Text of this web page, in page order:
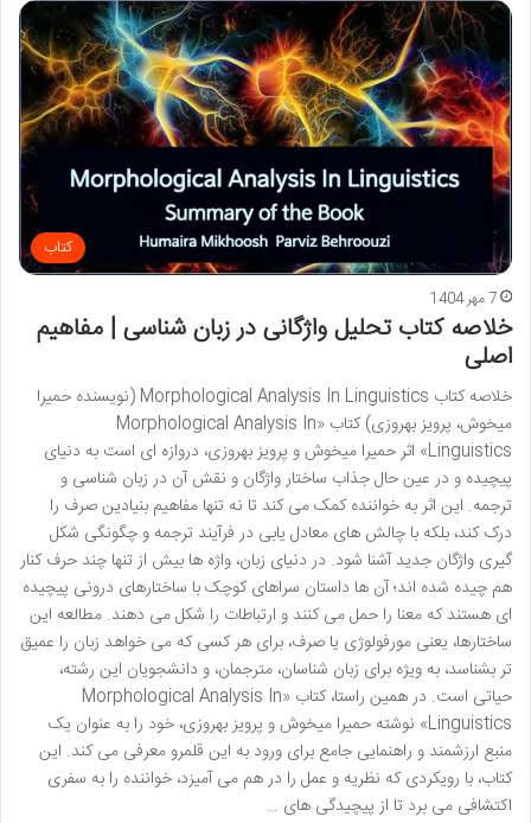
کتاب
7 مهر 1404
خلاصه کتاب تحلیل واژگانی در زبان شناسی | مفاهیم
اصلی
خلاصه کتاب Morphological Analysis In Linguistics (نویسنده حمیرا
میخوش، پرویز بهروزی) کتاب «Morphological Analysis In
Linguistics» اثر حمیرا میخوش و پرویز بهروزی، دروازه ای است به دنیای
پیچیده و در عین حال جذاب ساختار واژگان و نقش آن در زبان شناسی و
ترجمه. این اثر به خواننده کمک می کند تا نه تنها مفاهیم بنیادین صرف را
درک کند، بلکه با چالش های معادل یابی در فرآیند ترجمه و چگونگی شکل
گیری واژگان جدید آشنا شود. در دنیای زبان، واژه ها بیش از تنها چند حرف کنار
هم چیده شده اند؛ آن ها داستان سراهای کوچک با ساختارهای درونی پیچیده
ای هستند که معنا را حمل می کنند و ارتباطات را شکل می دهند. مطالعه این
ساختارها، یعنی مورفولوژی یا صرف، برای هر کسی که می خواهد زبان را عمیق
تر بشناسد، به ویژه برای زبان شناسان، مترجمان، و دانشجویان این رشته،
حیاتی است. در همین راستا، کتاب «Morphological Analysis In
Linguistics» نوشته حمیرا میخوش و پرویز بهروزی، خود را به عنوان یک
منبع ارزشمند و راهنمایی جامع برای ورود به این قلمرو معرفی می کند. این
کتاب، با رویکردی که نظریه و عمل را در هم می آمیزد، خواننده را به سفری
اکتشافی می برد تا از پیچیدگی های …